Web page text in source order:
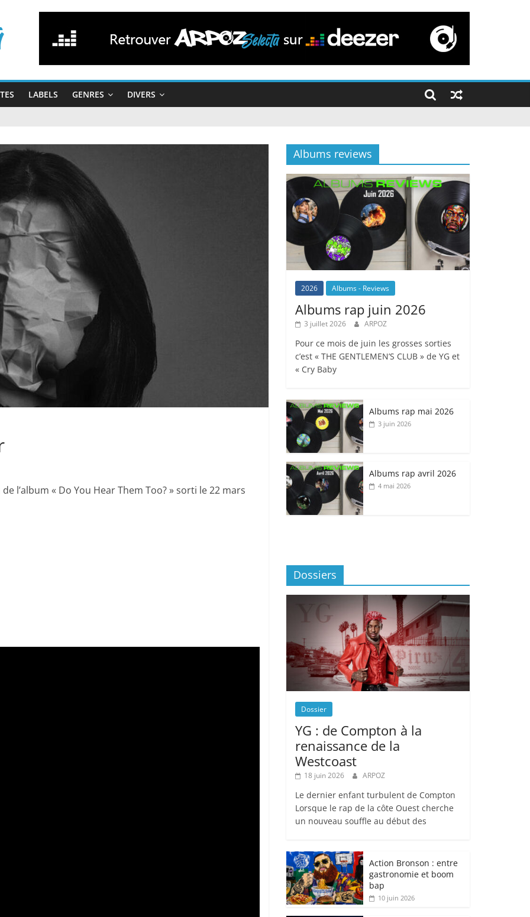
LABELS GENRES DIVERS
l’album « Do You Hear Them Too? » sorti le 22 mars
Albums reviews
2026 Albums - Reviews
Albums rap juin 2026
3 juillet 2026 ARPOZ
Pour ce mois de juin les grosses sorties
c’est « THE GENTLEMEN’S CLUB » de YG et
« Cry Baby
Albums rap mai 2026
3 juin 2026
Albums rap avril 2026
4 mai 2026
Dossiers
Dossier
YG : de Compton à la
renaissance de la
Westcoast
18 juin 2026 ARPOZ
Le dernier enfant turbulent de Compton
Lorsque le rap de la côte Ouest cherche
un nouveau souffle au début des
Action Bronson : entre
gastronomie et boom
bap
10 juin 2026